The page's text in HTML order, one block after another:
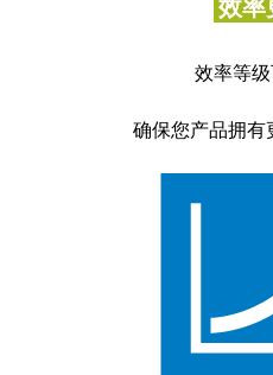
效率
效率等级
确保您产品拥有